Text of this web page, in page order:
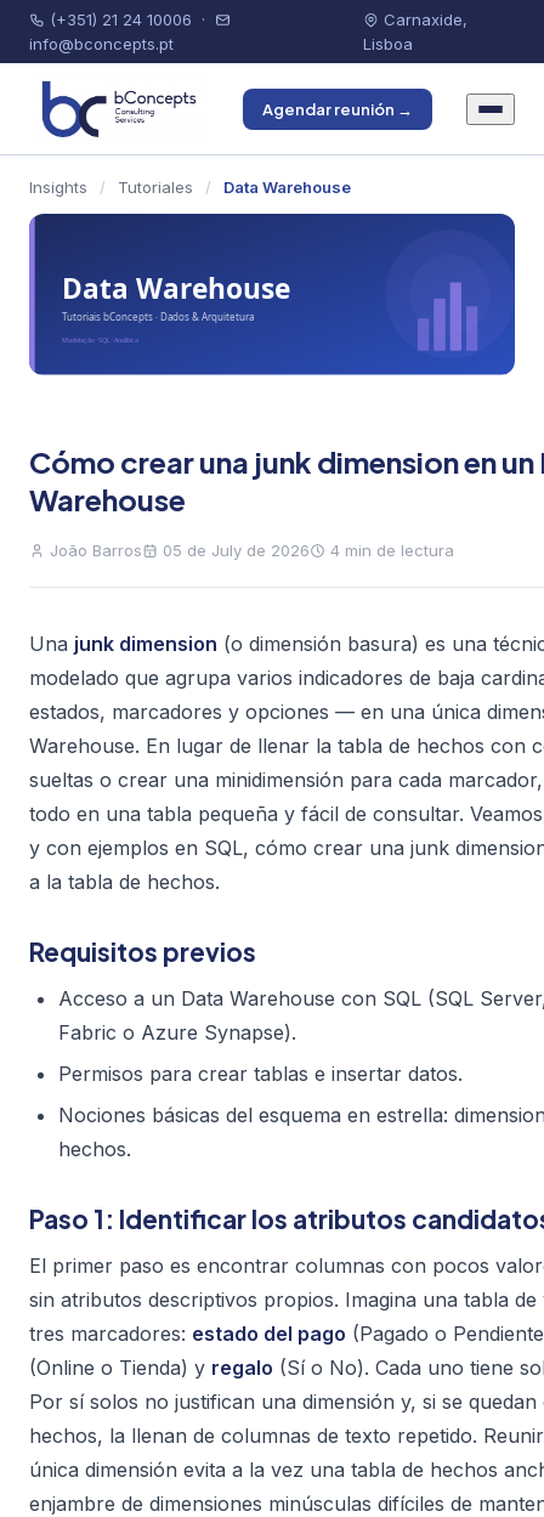
(+351) 21 24 10006 ·
info@bconcepts.pt
Carnaxide,
Lisboa
Agendar reunión →
Insights / Tutoriales / Data Warehouse
Cómo crear una junk dimension en un
Warehouse
João Barros 05 de July de 2026 4 min de lectura
Una junk dimension (o dimensión basura) es una
modelado que agrupa varios indicadores de baja
estados, marcadores y opciones — en una única
Warehouse. En lugar de llenar la tabla de hechos con
sueltas o crear una minidimensión para cada
todo en una tabla pequeña y fácil de consultar.
y con ejemplos en SQL, cómo crear una junk
a la tabla de hechos.
Requisitos previos
Acceso a un Data Warehouse con SQL (SQL
Fabric o Azure Synapse).
Permisos para crear tablas e insertar datos.
Nociones básicas del esquema en estrella:
hechos.
Paso 1: Identificar los atributos
El primer paso es encontrar columnas con pocos
sin atributos descriptivos propios. Imagina una tabla
tres marcadores: estado del pago (Pagado o
(Online o Tienda) y regalo (Sí o No). Cada uno tiene
Por sí solos no justifican una dimensión y, si se quedan
hechos, la llenan de columnas de texto repetido.
única dimensión evita a la vez una tabla de hechos
enjambre de dimensiones minúsculas difíciles de